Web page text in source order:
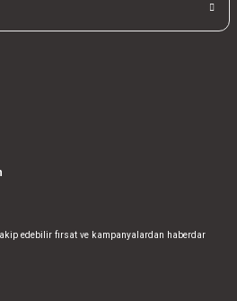
edebilir fırsat ve kampanyalardan haberdar